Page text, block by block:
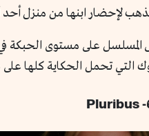
لإحضار ابنها من منزل أحد
المسلسل على مستوى الحبكة
التي تحمل الحكاية كلها على
6-